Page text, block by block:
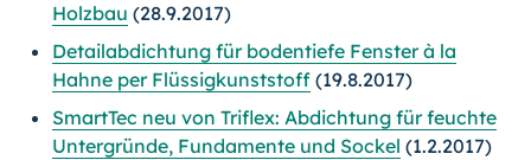
Holzbau (28.9.2017)
Detailabdichtung für bodentiefe Fenster à la
Hahne per Flüssigkunststoff (19.8.2017)
SmartTec neu von Triflex: Abdichtung für feuchte
Untergründe, Fundamente und Sockel (1.2.2017)